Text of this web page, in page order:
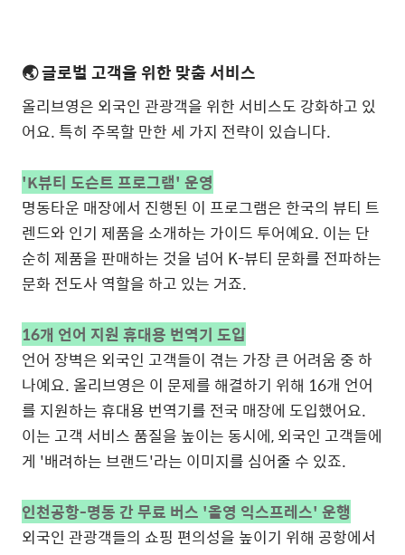
🌏 글로벌 고객을 위한 맞춤 서비스
올리브영은 외국인 관광객을 위한 서비스도 강화하고 있
어요. 특히 주목할 만한 세 가지 전략이 있습니다.
'K뷰티 도슨트 프로그램' 운영
명동타운 매장에서 진행된 이 프로그램은 한국의 뷰티 트
렌드와 인기 제품을 소개하는 가이드 투어예요. 이는 단
순히 제품을 판매하는 것을 넘어 K-뷰티 문화를 전파하는
문화 전도사 역할을 하고 있는 거죠.
16개 언어 지원 휴대용 번역기 도입
언어 장벽은 외국인 고객들이 겪는 가장 큰 어려움 중 하
나예요. 올리브영은 이 문제를 해결하기 위해 16개 언어
를 지원하는 휴대용 번역기를 전국 매장에 도입했어요.
이는 고객 서비스 품질을 높이는 동시에, 외국인 고객들에
게 '배려하는 브랜드'라는 이미지를 심어줄 수 있죠.
인천공항-명동 간 무료 버스 '올영 익스프레스' 운행
외국인 관광객들의 쇼핑 편의성을 높이기 위해 공항에서